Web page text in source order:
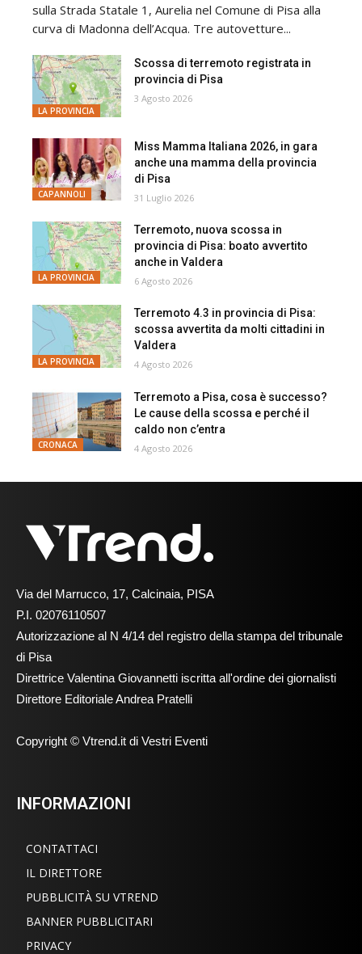
sulla Strada Statale 1, Aurelia nel Comune di Pisa alla
curva di Madonna dell’Acqua. Tre autovetture...
LA PROVINCIA
Scossa di terremoto registrata in
provincia di Pisa
3 Agosto 2026
CAPANNOLI
Miss Mamma Italiana 2026, in gara
anche una mamma della provincia
di Pisa
31 Luglio 2026
LA PROVINCIA
Terremoto, nuova scossa in
provincia di Pisa: boato avvertito
anche in Valdera
6 Agosto 2026
LA PROVINCIA
Terremoto 4.3 in provincia di Pisa:
scossa avvertita da molti cittadini in
Valdera
4 Agosto 2026
CRONACA
Terremoto a Pisa, cosa è successo?
Le cause della scossa e perché il
caldo non c’entra
4 Agosto 2026
Via del Marrucco, 17, Calcinaia, PISA
P.I. 02076110507
Autorizzazione al N 4/14 del registro della stampa del tribunale
di Pisa
Direttrice Valentina Giovannetti iscritta all'ordine dei giornalisti
Direttore Editoriale Andrea Pratelli
Copyright © Vtrend.it di Vestri Eventi
INFORMAZIONI
CONTATTACI
IL DIRETTORE
PUBBLICITÀ SU VTREND
BANNER PUBBLICITARI
PRIVACY